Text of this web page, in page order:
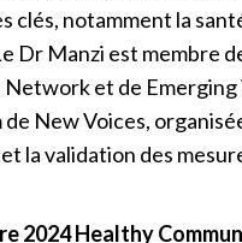
clés, notamment la
Dr Manzi est membre
et de
New Voices,
la validation des
2024 Healthy